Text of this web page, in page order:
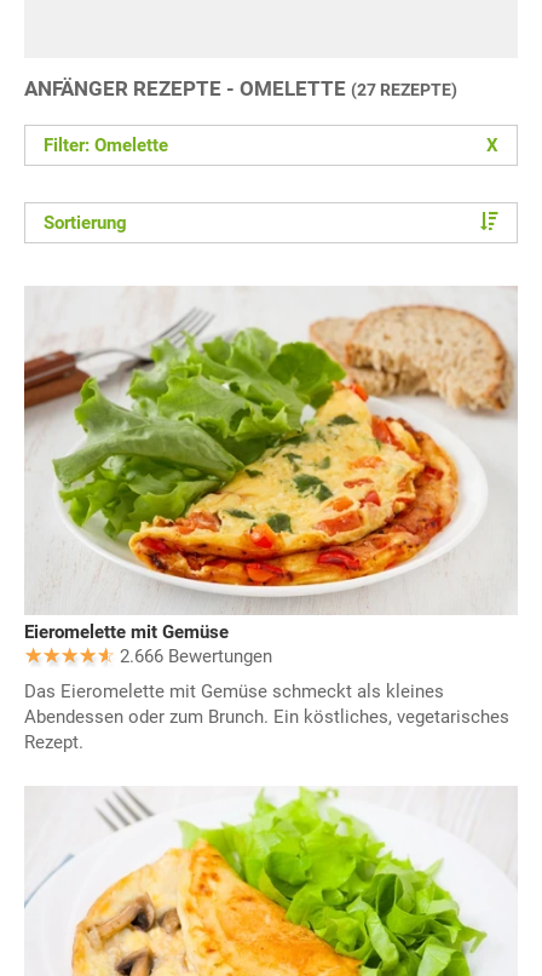
ANFÄNGER REZEPTE - OMELETTE (27 REZEPTE)
Filter: Omelette X
Sortierung
Eieromelette mit Gemüse
2.666 Bewertungen
Das Eieromelette mit Gemüse schmeckt als kleines
Abendessen oder zum Brunch. Ein köstliches, vegetarisches
Rezept.